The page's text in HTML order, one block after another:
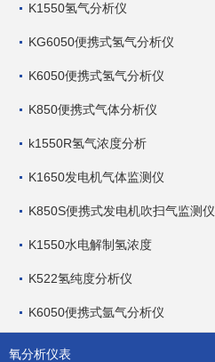
K1550氢气分析仪
KG6050便携式氢气分析仪
K6050便携式氢气分析仪
K850便携式气体分析仪
k1550R氢气浓度分析
K1650发电机气体监测仪
K850S便携式发电机吹扫气监测仪
K1550水电解制氢浓度
K522氢纯度分析仪
K6050便携式氩气分析仪
氧分析仪表